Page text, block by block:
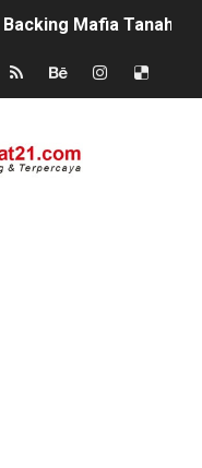
Mafia Tanah
ke 81, yang di
Sindangheula